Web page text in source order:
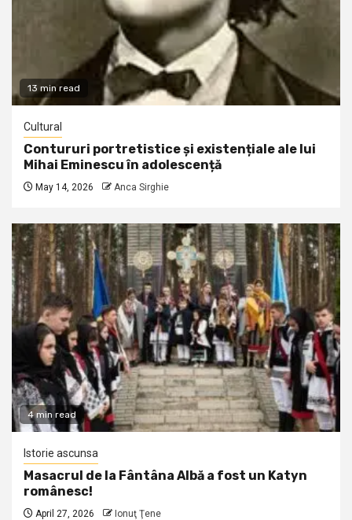
13 min read
Cultural
Contururi portretistice și existențiale ale lui
Mihai Eminescu în adolescență
May 14, 2026 Anca Sirghie
4 min read
Istorie ascunsa
Masacrul de la Fântâna Albă a fost un Katyn
românesc!
April 27, 2026 Ionuţ Ţene